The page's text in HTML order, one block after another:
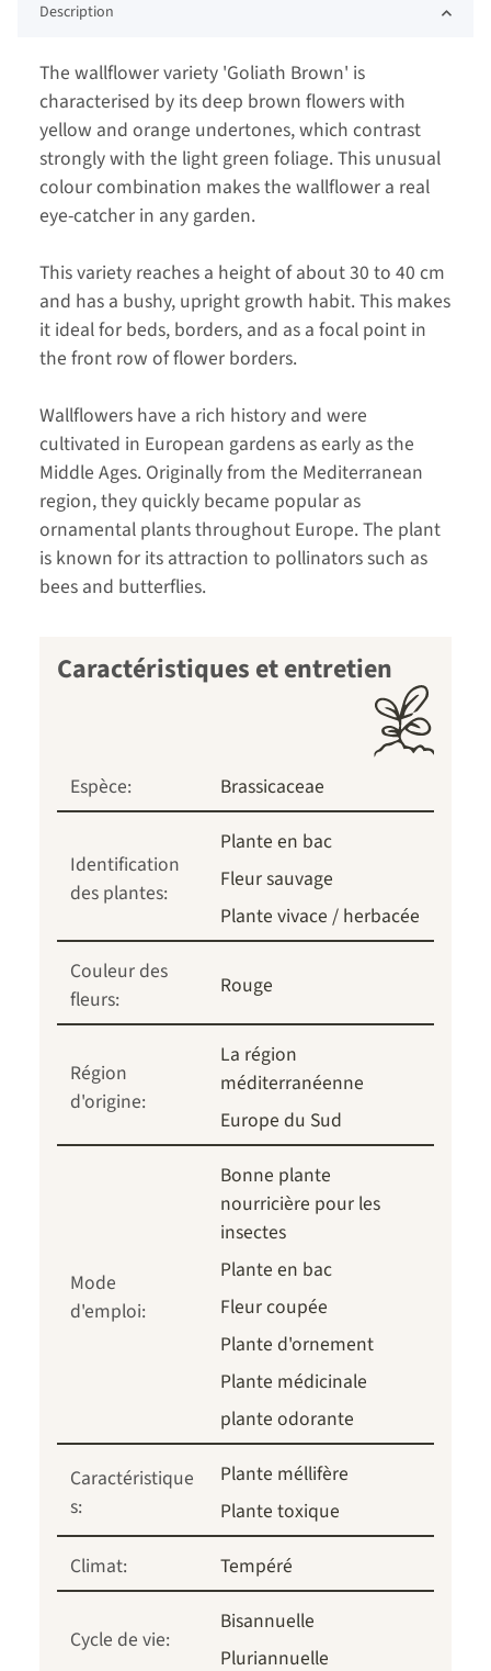
Description
The wallflower variety 'Goliath Brown' is
characterised by its deep brown flowers with
yellow and orange undertones, which contrast
strongly with the light green foliage. This unusual
colour combination makes the wallflower a real
eye-catcher in any garden.
This variety reaches a height of about 30 to 40 cm
and has a bushy, upright growth habit. This makes
it ideal for beds, borders, and as a focal point in
the front row of flower borders.
Wallflowers have a rich history and were
cultivated in European gardens as early as the
Middle Ages. Originally from the Mediterranean
region, they quickly became popular as
ornamental plants throughout Europe. The plant
is known for its attraction to pollinators such as
bees and butterflies.
Caractéristiques et entretien
Espèce: Brassicaceae
Identification
des plantes:
Plante en bac
Fleur sauvage
Plante vivace / herbacée
Couleur des
fleurs:
Rouge
Région
d'origine:
La région
méditerranéenne
Europe du Sud
Mode
d'emploi:
Bonne plante
nourricière pour les
insectes
Plante en bac
Fleur coupée
Plante d'ornement
Plante médicinale
plante odorante
Caractéristique
s:
Plante méllifère
Plante toxique
Climat:
Tempéré
Cycle de vie:
Bisannuelle
Pluriannuelle